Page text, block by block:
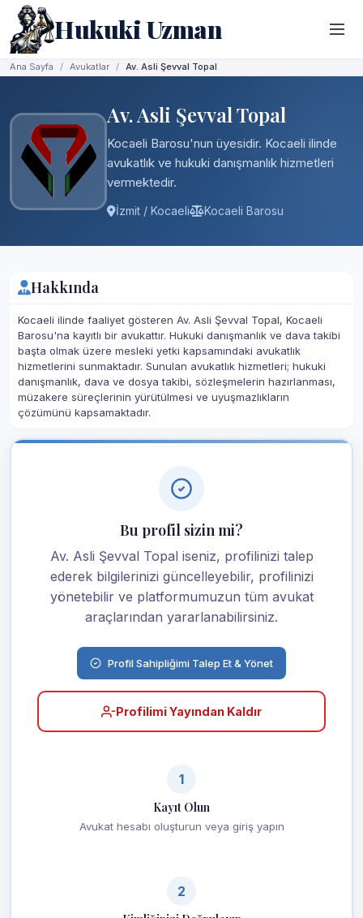
Hukuki Uzman
Ana Sayfa Avukatlar Av. Asli Şevval Topal
Av. Asli Şevval Topal
Kocaeli Barosu'nun üyesidir. Kocaeli ilinde
avukatlık ve hukuki danışmanlık hizmetleri
vermektedir.
İzmit / Kocaeli Kocaeli Barosu
Hakkında
Kocaeli ilinde faaliyet gösteren Av. Asli Şevval Topal, Kocaeli
Barosu'na kayıtlı bir avukattır. Hukuki danışmanlık ve dava takibi
başta olmak üzere mesleki yetki kapsamındaki avukatlık
hizmetlerini sunmaktadır. Sunulan avukatlık hizmetleri; hukuki
danışmanlık, dava ve dosya takibi, sözleşmelerin hazırlanması,
müzakere süreçlerinin yürütülmesi ve uyuşmazlıkların
çözümünü kapsamaktadır.
Bu profil sizin mi?
Av. Asli Şevval Topal iseniz, profilinizi talep
ederek bilgilerinizi güncelleyebilir, profilinizi
yönetebilir ve platformumuzun tüm avukat
araçlarından yararlanabilirsiniz.
Profil Sahipliğimi Talep Et & Yönet
Profilimi Yayından Kaldır
1
Kayıt Olun
Avukat hesabı oluşturun veya giriş yapın
2